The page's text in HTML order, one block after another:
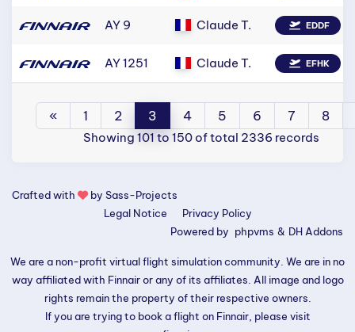
AY 9 Claude T. EDDF
AY 1251 Claude T. EFHK
« 1 2 3 4 5 6 7 8
Showing 101 to 150 of total 2336 records
Crafted with by Sass-Projects
Legal Notice
Privacy Policy
Powered by phpvms & DH Addons
We are a non-profit virtual flight simulation community. We are in no
way affiliated with Finnair or any of its affiliates. All image and logo
rights remain the property of their respective owners.
If you are trying to book a flight on Finnair, please visit